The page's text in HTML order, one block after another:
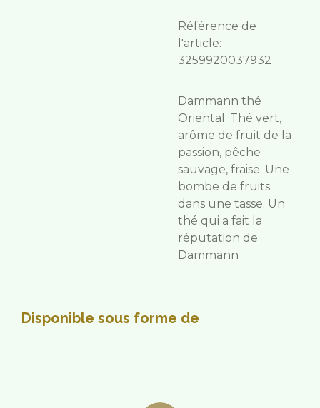
Référence de
l'article:
3259920037932
Dammann thé
Oriental. Thé vert,
arôme de fruit de la
passion, pêche
sauvage, fraise. Une
bombe de fruits
dans une tasse. Un
thé qui a fait la
réputation de
Dammann
Disponible sous forme de